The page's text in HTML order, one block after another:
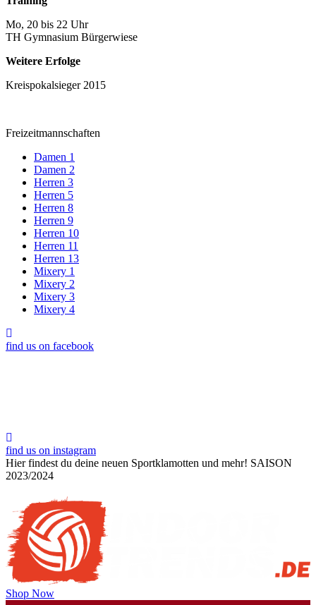
Mo, 20 bis 22 Uhr
TH Gymnasium Bürgerwiese
Weitere Erfolge
Kreispokalsieger 2015
Freizeitmannschaften
Damen 1
Damen 2
Herren 3
Herren 5
Herren 8
Herren 9
Herren 10
Herren 11
Herren 13
Mixery 1
Mixery 2
Mixery 3
Mixery 4
find us on facebook
find us on instagram
Hier findest du deine neuen Sportklamotten und mehr! SAISON
2023/2024
Shop Now